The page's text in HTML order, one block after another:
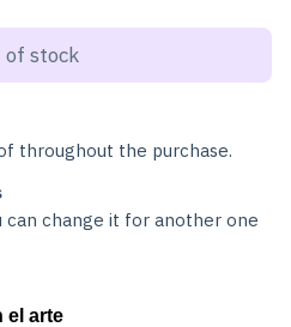
throughout the purchase.
can change it for another one
el arte